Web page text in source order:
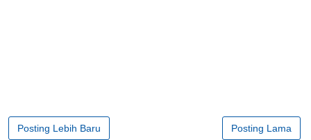
Posting Lebih Baru Posting Lama